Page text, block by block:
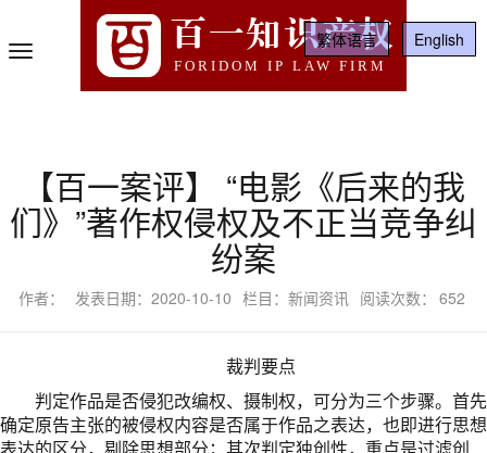
百一知识产权
FORIDOM IP LAW FIRM
English
繁体语言
Toggle
Navigation
【百一案评】 “电影《后来的我
们》”著作权侵权及不正当竞争纠
纷案
作者： 发表日期：2020-10-10 栏目：新闻资讯 阅读次数： 652
裁判要点
判定作品是否侵犯改编权、摄制权，可分为三个步骤。首先
确定原告主张的被侵权内容是否属于作品之表达，也即进行思想